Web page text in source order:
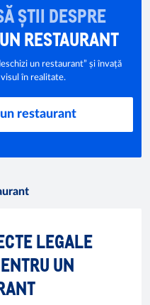
ȘTII DESPRE
RESTAURANT
un restaurant” și învață
în realitate.
restaurant
LEGALE
UN